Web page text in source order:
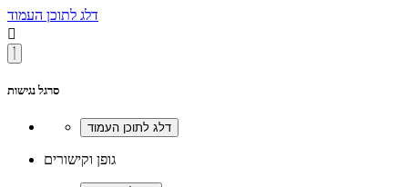
דלג לתוכן העמוד

סרגל נגישות
גופן וקישורים